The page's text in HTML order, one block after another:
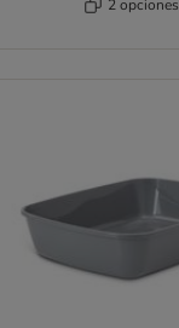
2 opciones